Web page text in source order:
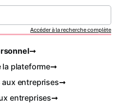
Accéder à la recherche complète
la plateforme
aux entreprises
entreprises